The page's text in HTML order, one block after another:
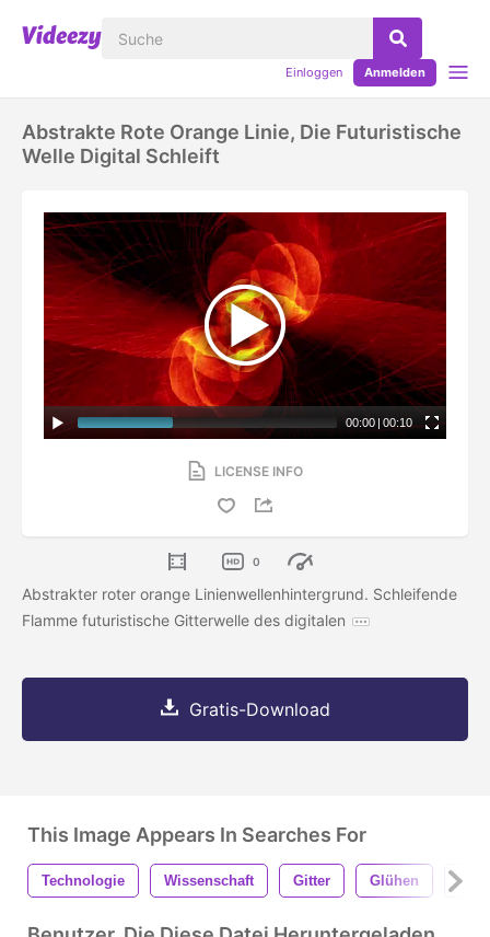
Einloggen Anmelden
Abstrakte Rote Orange Linie, Die Futuristische
Welle Digital Schleift
00:00 | 00:10
LICENSE INFO
0
Abstrakter roter orange Linienwellenhintergrund. Schleifende
Flamme futuristische Gitterwelle des digitalen
Gratis-Download
This Image Appears In Searches For
Technologie Wissenschaft Gitter Glühen